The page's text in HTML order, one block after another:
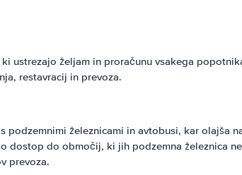
ustrezajo željam in proračunu vsakega
restavracij in prevoza.
podzemnimi železnicami in avtobusi, kar
do območij, ki jih podzemna železnica
prevoza.